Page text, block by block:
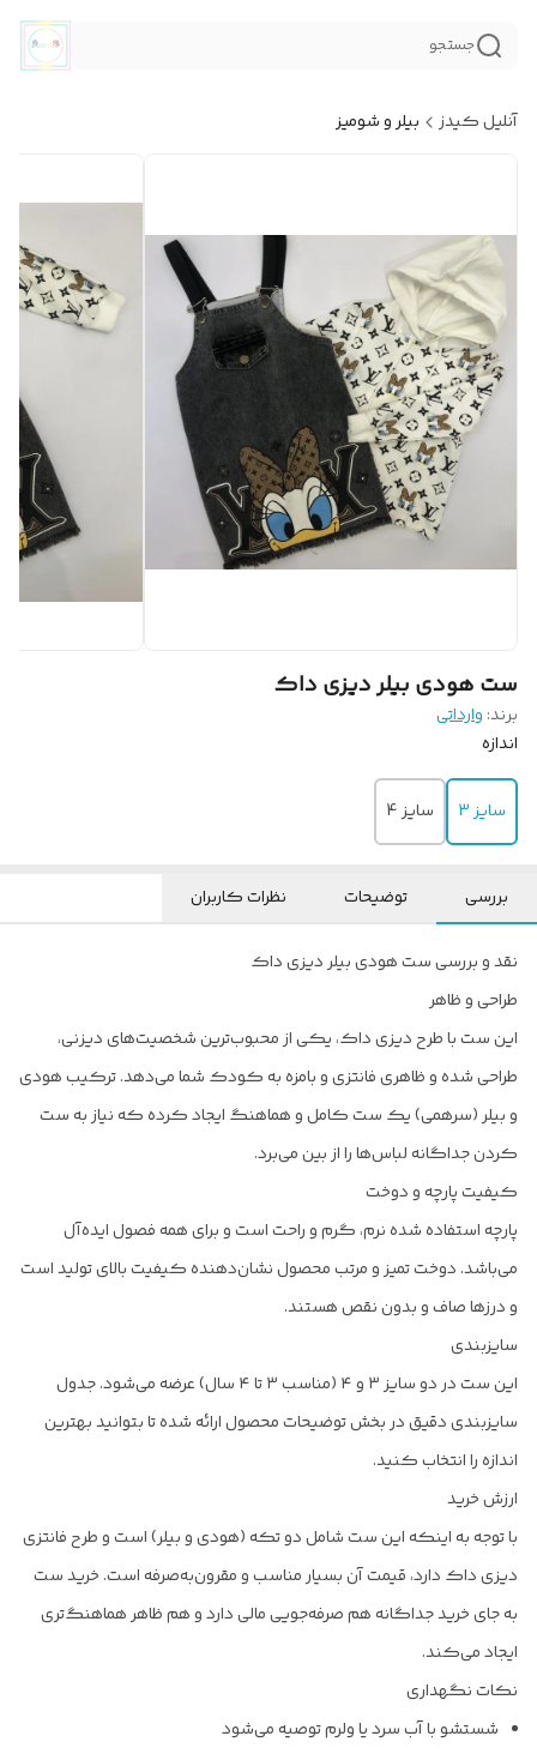
جستجو
آنلیل کیدز بیلر و شومیز
ست هودی بیلر دیزی داک
برند: وارداتی
اندازه
سایز 3 سایز 4
بررسی توضیحات نظرات کاربران
نقد و بررسی ست هودی بیلر دیزی داک
طراحی و ظاهر
این ست با طرح دیزی داک، یکی از محبوب‌ترین شخصیت‌های دیزنی،
طراحی شده و ظاهری فانتزی و بامزه به کودک شما می‌دهد. ترکیب هودی
و بیلر (سرهمی) یک ست کامل و هماهنگ ایجاد کرده که نیاز به ست
کردن جداگانه لباس‌ها را از بین می‌برد.
کیفیت پارچه و دوخت
پارچه استفاده شده نرم، گرم و راحت است و برای همه فصول ایده‌آل
می‌باشد. دوخت تمیز و مرتب محصول نشان‌دهنده کیفیت بالای تولید است
و درزها صاف و بدون نقص هستند.
سایزبندی
این ست در دو سایز ۳ و ۴ (مناسب ۳ تا ۴ سال) عرضه می‌شود. جدول
سایزبندی دقیق در بخش توضیحات محصول ارائه شده تا بتوانید بهترین
اندازه را انتخاب کنید.
ارزش خرید
با توجه به اینکه این ست شامل دو تکه (هودی و بیلر) است و طرح فانتزی
دیزی داک دارد، قیمت آن بسیار مناسب و مقرون‌به‌صرفه است. خرید ست
به جای خرید جداگانه هم صرفه‌جویی مالی دارد و هم ظاهر هماهنگ‌تری
ایجاد می‌کند.
نکات نگهداری
شستشو با آب سرد یا ولرم توصیه می‌شود